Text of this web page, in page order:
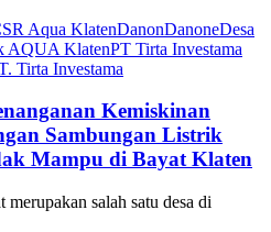
Aqua KlatenDanonDanoneDesa
AQUA KlatenPT Tirta Investama
Tirta Investama
Kemiskinan
Sambungan Listrik
Mampu di Bayat Klaten
salah satu desa di